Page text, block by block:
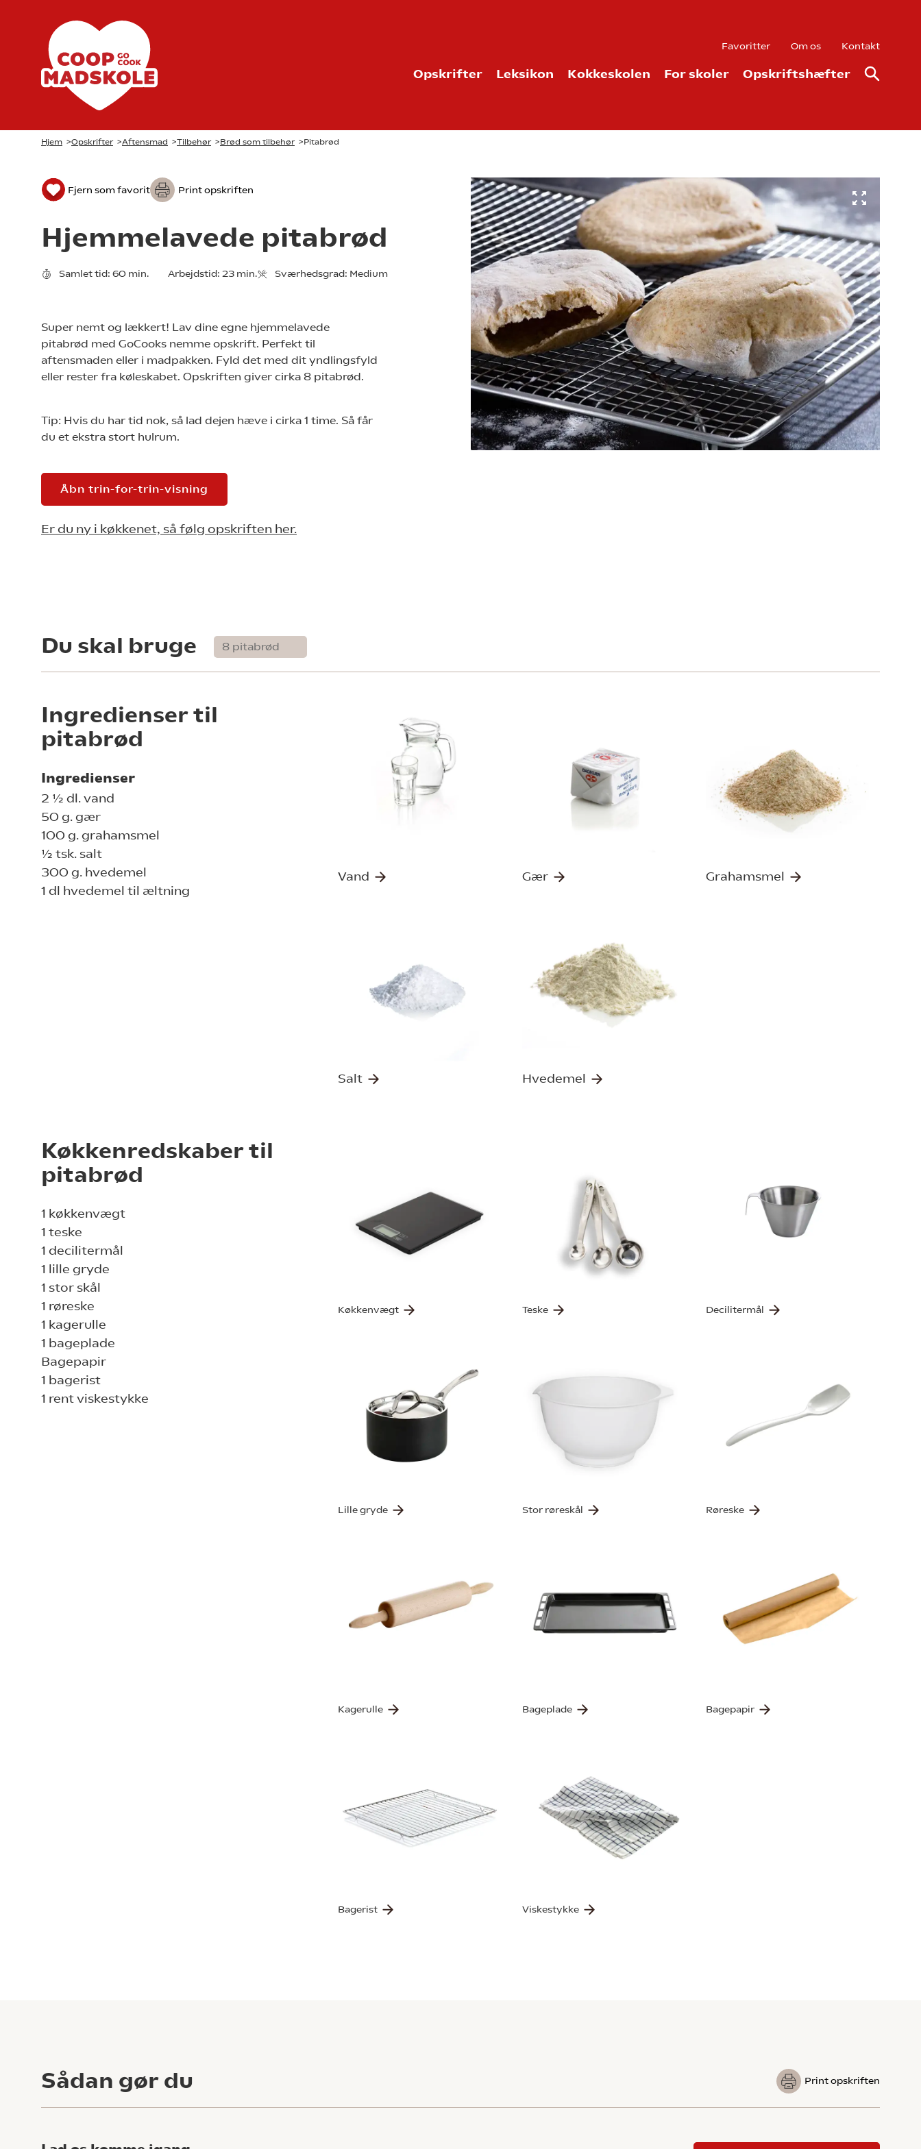
Favoritter Om os Kontakt
Opskrifter Leksikon Kokkeskolen For skoler Opskriftshæfter
Hjem >Opskrifter >Aftensmad >Tilbehør >Brød som tilbehør >Pitabrød
Fjern som favorit Print opskriften
Hjemmelavede pitabrød
Samlet tid: 60 min. Arbejdstid: 23 min. Sværhedsgrad: Medium
Super nemt og lækkert! Lav dine egne hjemmelavede
pitabrød med GoCooks nemme opskrift. Perfekt til
aftensmaden eller i madpakken. Fyld det med dit yndlingsfyld
eller rester fra køleskabet. Opskriften giver cirka 8 pitabrød.
Tip: Hvis du har tid nok, så lad dejen hæve i cirka 1 time. Så får
du et ekstra stort hulrum.
Åbn trin-for-trin-visning
Er du ny i køkkenet, så følg opskriften her.
Du skal bruge
Ingredienser til
pitabrød
Ingredienser
2 ½ dl. vand
50 g. gær
100 g. grahamsmel
½ tsk. salt
300 g. hvedemel
1 dl hvedemel til æltning
Vand Gær Grahamsmel
Salt Hvedemel
Køkkenredskaber til
pitabrød
1 køkkenvægt
1 teske
1 decilitermål
1 lille gryde
1 stor skål
1 røreske
1 kagerulle
1 bageplade
Bagepapir
1 bagerist
1 rent viskestykke
Køkkenvægt Teske Decilitermål
Lille gryde Stor røreskål Røreske
Kagerulle Bageplade Bagepapir
Bagerist Viskestykke
Sådan gør du Print opskriften